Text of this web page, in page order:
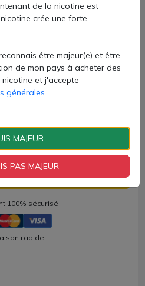
M200 est à portée de main
M200 sont disponibles à
coloris différents. Les portes
€
À MON PANIER
100% sécurisé
rapide
de la nicotine est
crée une forte
être majeur(e) et être
de mon pays à acheter des
et j'accepte
générales
MAJEUR
PAS MAJEUR